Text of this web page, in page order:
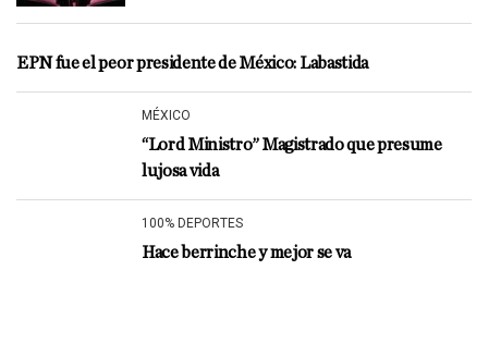
EPN fue el peor presidente de México: Labastida
MÉXICO
“Lord Ministro” Magistrado que presume
lujosa vida
100% DEPORTES
Hace berrinche y mejor se va